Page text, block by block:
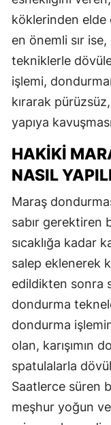
köklerinden elde
en önemli sır
tekniklerle
işlemi,
kırarak
yapıya
HAKİKİ
NASIL
Maraş
sabır gerektiren
sıcaklığa kadar
salep eklenerek
edildikten sonra
dondurma
dondurma
olan, karışımın
spatulalarla
Saatlerce süren
meşhur yoğun ve